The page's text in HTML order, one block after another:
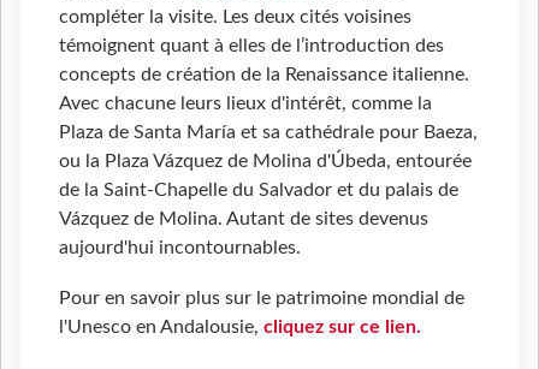
compléter la visite. Les deux cités voisines
témoignent quant à elles de l’introduction des
concepts de création de la Renaissance italienne.
Avec chacune leurs lieux d'intérêt, comme la
Plaza de Santa María et sa cathédrale pour Baeza,
ou la Plaza Vázquez de Molina d'Úbeda, entourée
de la Saint-Chapelle du Salvador et du palais de
Vázquez de Molina. Autant de sites devenus
aujourd'hui incontournables.
Pour en savoir plus sur le patrimoine mondial de
l'Unesco en Andalousie, cliquez sur ce lien.